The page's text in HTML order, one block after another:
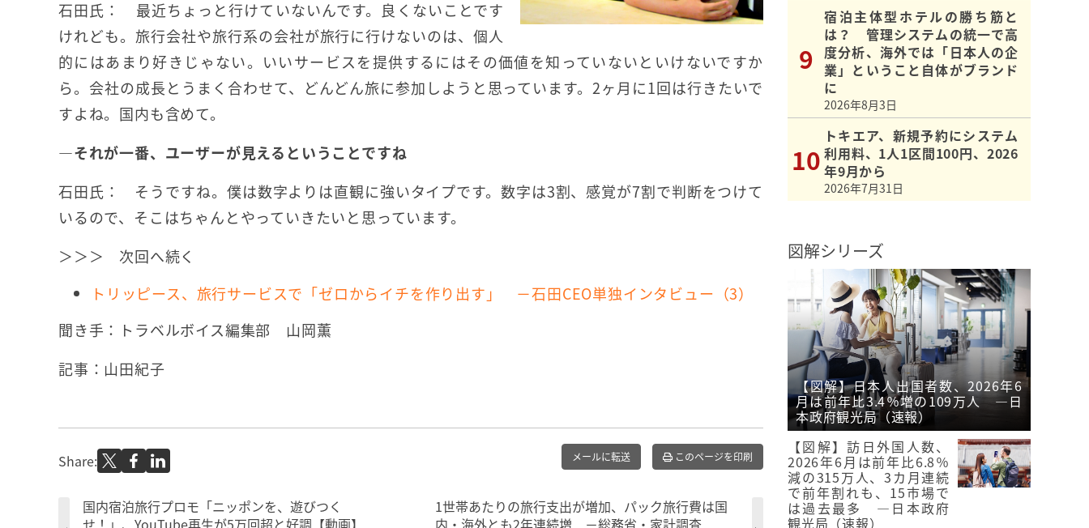
石田氏： 最近ちょっと行けていないんです。良くないことです
けれども。旅行会社や旅行系の会社が旅行に行けないのは、個人
的にはあまり好きじゃない。いいサービスを提供するにはその価値を知っていないといけないですか
ら。会社の成長とうまく合わせて、どんどん旅に参加しようと思っています。2ヶ月に1回は行きたいで
すよね。国内も含めて。
―それが一番、ユーザーが見えるということですね
石田氏： そうですね。僕は数字よりは直観に強いタイプです。数字は3割、感覚が7割で判断をつけて
いるので、そこはちゃんとやっていきたいと思っています。
＞＞＞ 次回へ続く
トリッピース、旅行サービスで「ゼロからイチを作り出す」 －石田CEO単独インタビュー（3）
聞き手：トラベルボイス編集部 山岡薫
記事：山田紀子
Share: メールに転送 このページを印刷
国内宿泊旅行プロモ「ニッポンを、遊びつく
せ！」、YouTube再生が5万回超と好調【動画】
1世帯あたりの旅行支出が増加、パック旅行費は国
内・海外とも2年連続増 －総務省・家計調査
宿泊主体型ホテルの勝ち筋と
は？ 管理システムの統一で高
度分析、海外では「日本人の企
業」ということ自体がブランド
に
2026年8月3日
トキエア、新規予約にシステム
利用料、1人1区間100円、2026
年9月から
2026年7月31日
図解シリーズ
【図解】日本人出国者数、2026年6
月は前年比3.4％増の109万人 ―日
本政府観光局（速報）
【図解】訪日外国人数、
2026年6月は前年比6.8％
減の315万人、3カ月連続
で前年割れも、15市場で
は過去最多 ―日本政府
観光局（速報）